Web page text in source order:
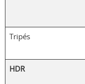
Tripés
HDR